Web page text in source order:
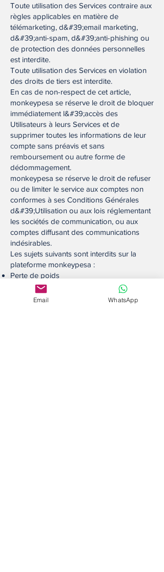
Toute utilisation des Services contraire aux
règles applicables en matière de
télémarketing, d&#39;email marketing,
d&#39;anti-spam, d&#39;anti-phishing ou
de protection des données personnelles
est interdite.
Toute utilisation des Services en violation
des droits de tiers est interdite.
En cas de non-respect de cet article,
monkeypesa se réserve le droit de bloquer
immédiatement l&#39;accès des
Utilisateurs à leurs Services et de
supprimer toutes les informations de leur
compte sans préavis et sans
remboursement ou autre forme de
dédommagement.
monkeypesa se réserve le droit de refuser
ou de limiter le service aux comptes non
conformes à ses Conditions Générales
d&#39;Utilisation ou aux lois réglementant
les sociétés de communication, ou aux
comptes diffusant des communications
indésirables.
Les sujets suivants sont interdits sur la
plateforme monkeypesa :
Perte de poids
Change de devises, actions frauduleuses
et opérations boursières
Email WhatsApp